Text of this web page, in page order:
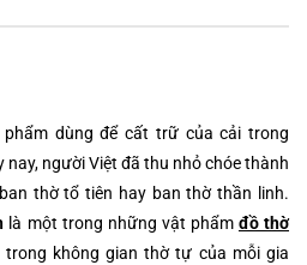
dùng để cất trữ của cải trong
nay, người Việt đã thu nhỏ chóe thành
thờ tổ tiên hay ban thờ thần linh.
là một trong những vật phẩm đồ thờ
không gian thờ tự của mỗi gia